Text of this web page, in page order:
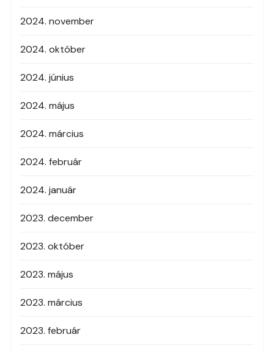
2024. november
2024. október
2024. június
2024. május
2024. március
2024. február
2024. január
2023. december
2023. október
2023. május
2023. március
2023. február